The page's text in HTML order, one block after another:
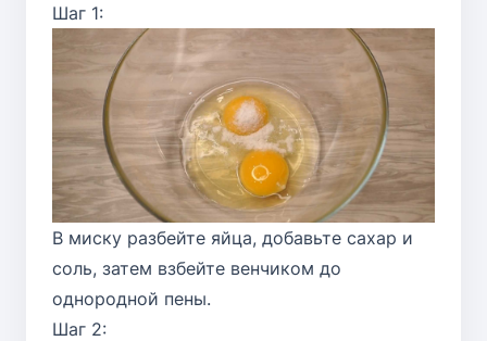
Шаг 1:
В миску разбейте яйца, добавьте сахар и
соль, затем взбейте венчиком до
однородной пены.
Шаг 2: